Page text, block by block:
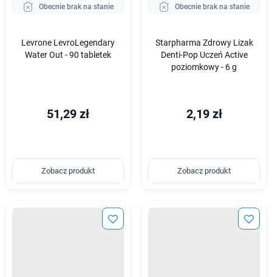
Obecnie brak na stanie
Levrone LevroLegendary
Water Out - 90 tabletek
51,29 zł
Zobacz produkt
Obecnie brak na stanie
Starpharma Zdrowy Lizak
Denti-Pop Uczeń Active
poziomkowy - 6 g
2,19 zł
Zobacz produkt